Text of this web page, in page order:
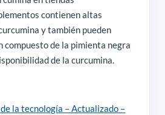
contienen altas
y también pueden
compuesto de la pimienta negra
de la curcumina.
la tecnología – Actualizado –